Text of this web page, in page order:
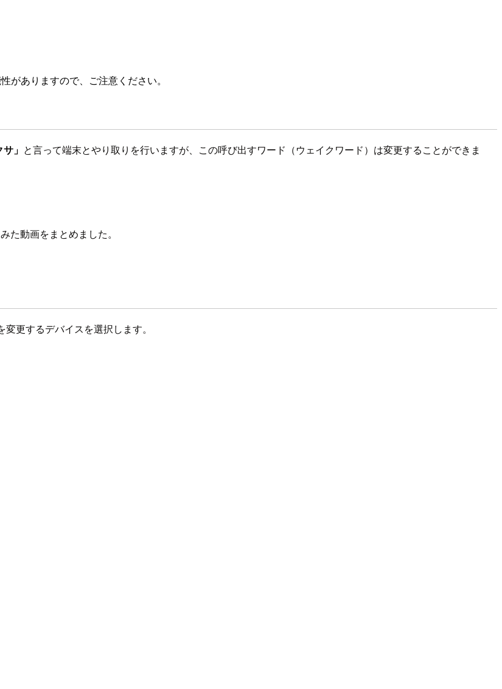
がありますので、ご注意ください。
」 と言って端末とやり取りを行いますが、この呼び出すワード（ウェイクワード）は変更することができま
た動画をまとめました。
更するデバイスを選択します。